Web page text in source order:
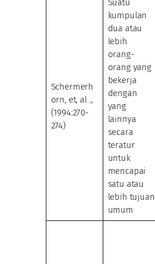
Schermerh
orn, et, al .,
(1994:270-
274)
Suatu
kumpulan
dua atau
lebih
orang-
orang yang
bekerja
dengan
yang
lainnya
secara
teratur
untuk
mencapai
satu atau
lebih tujuan
umum